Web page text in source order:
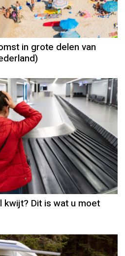
in grote delen van
Dit is wat u moet